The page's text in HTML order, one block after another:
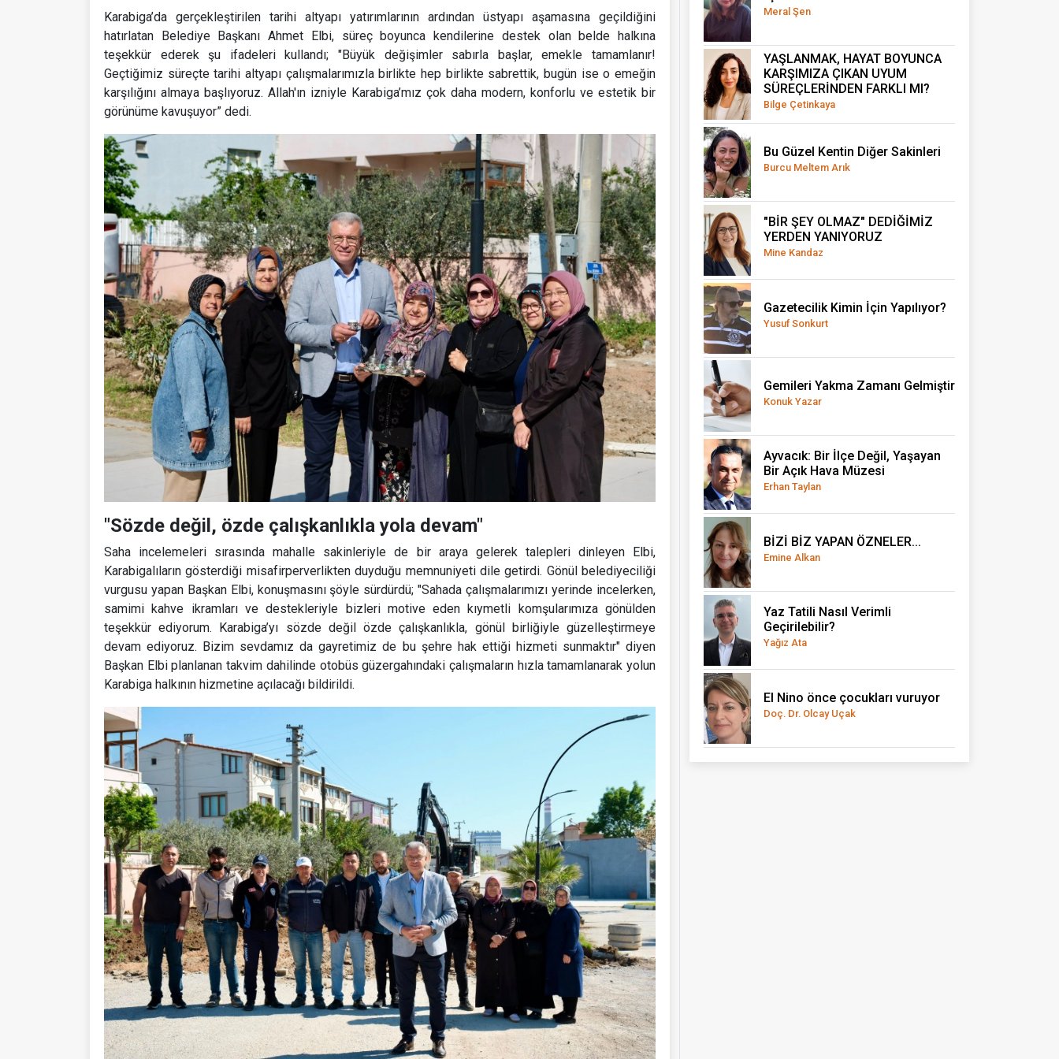
Karabiga’da gerçekleştirilen tarihi altyapı yatırımlarının ardından üstyapı aşamasına geçildiğini
hatırlatan Belediye Başkanı Ahmet Elbi, süreç boyunca kendilerine destek olan belde halkına
teşekkür ederek şu ifadeleri kullandı; "Büyük değişimler sabırla başlar, emekle tamamlanır!
Geçtiğimiz süreçte tarihi altyapı çalışmalarımızla birlikte hep birlikte sabrettik, bugün ise o emeğin
karşılığını almaya başlıyoruz. Allah'ın izniyle Karabiga’mız çok daha modern, konforlu ve estetik bir
görünüme kavuşuyor” dedi.
"Sözde değil, özde çalışkanlıkla yola devam"
Saha incelemeleri sırasında mahalle sakinleriyle de bir araya gelerek talepleri dinleyen Elbi,
Karabigalıların gösterdiği misafirperverlikten duyduğu memnuniyeti dile getirdi. Gönül belediyeciliği
vurgusu yapan Başkan Elbi, konuşmasını şöyle sürdürdü; "Sahada çalışmalarımızı yerinde incelerken,
samimi kahve ikramları ve destekleriyle bizleri motive eden kıymetli komşularımıza gönülden
teşekkür ediyorum. Karabiga’yı sözde değil özde çalışkanlıkla, gönül birliğiyle güzelleştirmeye
devam ediyoruz. Bizim sevdamız da gayretimiz de bu şehre hak ettiği hizmeti sunmaktır" diyen
Başkan Elbi planlanan takvim dahilinde otobüs güzergahındaki çalışmaların hızla tamamlanarak yolun
Karabiga halkının hizmetine açılacağı bildirildi.
Meral Şen
YAŞLANMAK, HAYAT BOYUNCA
KARŞIMIZA ÇIKAN UYUM
SÜREÇLERİNDEN FARKLI MI?
Bilge Çetinkaya
Bu Güzel Kentin Diğer Sakinleri
Burcu Meltem Arık
"BİR ŞEY OLMAZ" DEDİĞİMİZ
YERDEN YANIYORUZ
Mine Kandaz
Gazetecilik Kimin İçin Yapılıyor?
Yusuf Sonkurt
Gemileri Yakma Zamanı Gelmiştir
Konuk Yazar
Ayvacık: Bir İlçe Değil, Yaşayan
Bir Açık Hava Müzesi
Erhan Taylan
BİZİ BİZ YAPAN ÖZNELER...
Emine Alkan
Yaz Tatili Nasıl Verimli
Geçirilebilir?
Yağız Ata
El Nino önce çocukları vuruyor
Doç. Dr. Olcay Uçak